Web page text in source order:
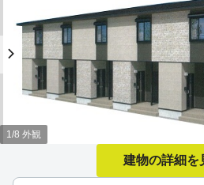
1/8 外観
建物の詳細を